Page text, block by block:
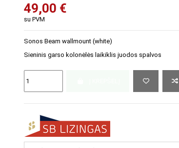
49,00 €
su PVM
Sonos Beam wallmount (white)
Sieninis garso kolonėlės laikiklis juodos spalvos